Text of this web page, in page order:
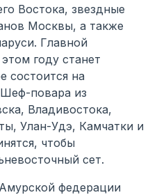
Востока, звездные
Москвы, а также
Главной
году станет
состоится на
Шеф-повара из
Владивостока,
Улан-Удэ, Камчатки и
чтобы
сет.
федерации